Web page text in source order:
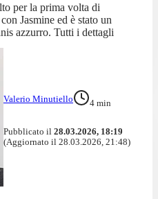
per la prima volta di
Jasmine ed è stato un
azzurro. Tutti i dettagli
Valerio Minutiello 4 min
Pubblicato il 28.03.2026, 18:19
(Aggiornato il 28.03.2026, 21:48)